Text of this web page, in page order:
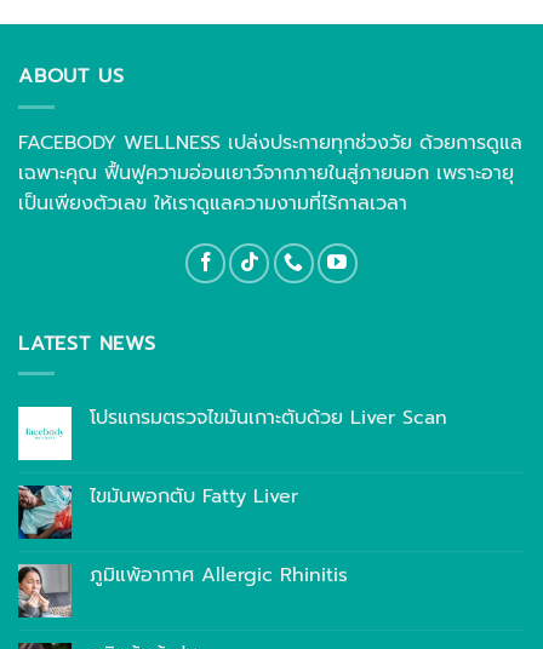
ABOUT US
FACEBODY WELLNESS เปล่งประกายทุกช่วงวัย ด้วยการดูแล
เฉพาะคุณ ฟื้นฟูความอ่อนเยาว์จากภายในสู่ภายนอก เพราะอายุ
เป็นเพียงตัวเลข ให้เราดูแลความงามที่ไร้กาลเวลา
LATEST NEWS
โปรแกรมตรวจไขมันเกาะตับด้วย Liver Scan
ไขมันพอกตับ Fatty Liver
ภูมิแพ้อากาศ Allergic Rhinitis